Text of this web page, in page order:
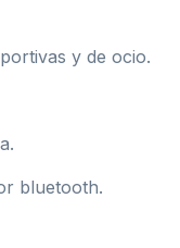
y de ocio.
bluetooth.